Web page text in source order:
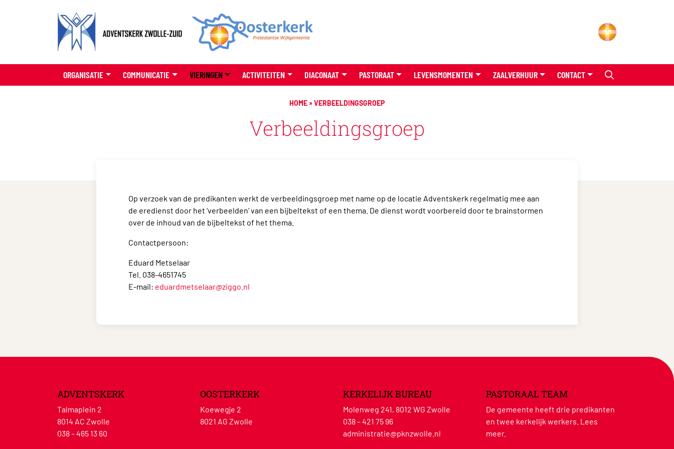
ORGANISATIE COMMUNICATIE VIERINGEN ACTIVITEITEN DIACONAAT PASTORAAT LEVENSMOMENTEN ZAALVERHUUR CONTACT
HOME »VERBEELDINGSGROEP
Verbeeldingsgroep
Op verzoek van de predikanten werkt de verbeeldingsgroep met name op de locatie Adventskerk regelmatig mee aan
de eredienst door het ‘verbeelden’ van een bijbeltekst of een thema. De dienst wordt voorbereid door te brainstormen
over de inhoud van de bijbeltekst of het thema.
Contactpersoon:
Eduard Metselaar
Tel. 038-4651745
E-mail: eduardmetselaar@ziggo.nl
ADVENTSKERK
Talmaplein 2
8014 AC Zwolle
038 – 465 13 60
OOSTERKERK
Koewegje 2
8021 AG Zwolle
KERKELIJK BUREAU
Molenweg 241, 8012 WG Zwolle
038 – 421 75 96
administratie@pknzwolle.nl
PASTORAAL TEAM
De gemeente heeft drie predikanten
en twee kerkelijk werkers. Lees
meer.